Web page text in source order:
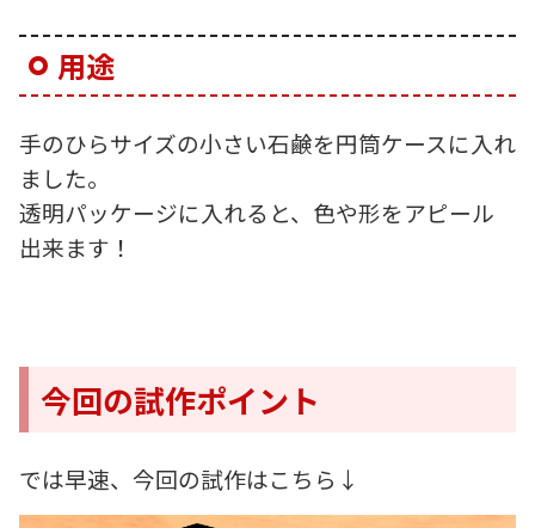
用途
手のひらサイズの小さい石鹸を円筒ケースに入れ
ました。
透明パッケージに入れると、色や形をアピール
出来ます！
今回の試作ポイント
では早速、今回の試作はこちら↓